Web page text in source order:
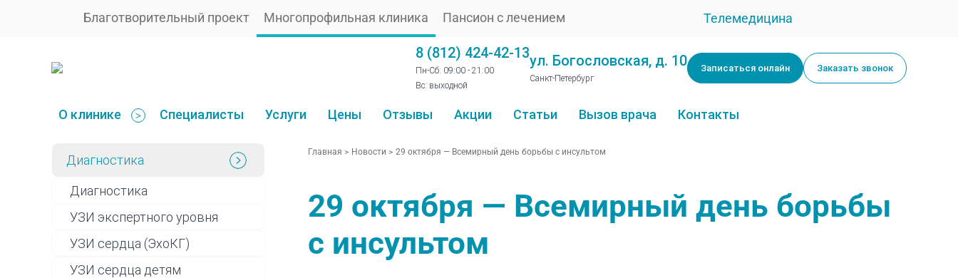
Телемедицина
Благотворительный проект Многопрофильная клиника Пансион с лечением
8 (812) 424-42-13
Пн-Сб: 09:00 - 21:00
Вс: выходной
ул. Богословская, д. 10
Санкт-Петербург
Записаться онлайн Заказать звонок
О клинике > Специалисты Услуги Цены Отзывы Акции Статьи Вызов врача Контакты
Диагностика
Диагностика
УЗИ экспертного уровня
УЗИ сердца (ЭхоКГ)
УЗИ сердца детям
Главная > Новости > 29 октября — Всемирный день борьбы с инсультом
29 октября — Всемирный день борьбы
с инсультом